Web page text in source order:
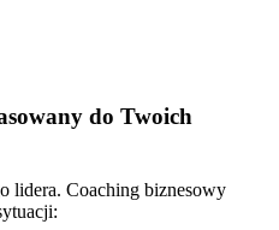
do Twoich
lidera. Coaching biznesowy